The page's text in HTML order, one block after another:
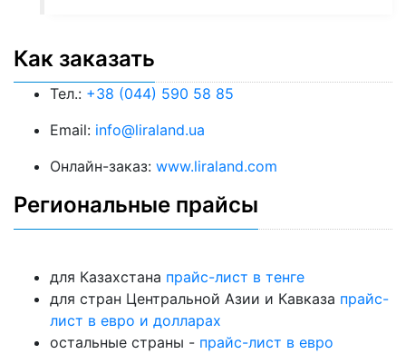
Как заказать
Тел.: +38 (044) 590 58 85
Email: info@liraland.ua
Онлайн-заказ: www.liraland.com
Региональные прайсы
для Казахстана прайс-лист в тенге
для стран Центральной Азии и Кавказа прайс-
лист в евро и долларах
остальные страны - прайс-лист в евро